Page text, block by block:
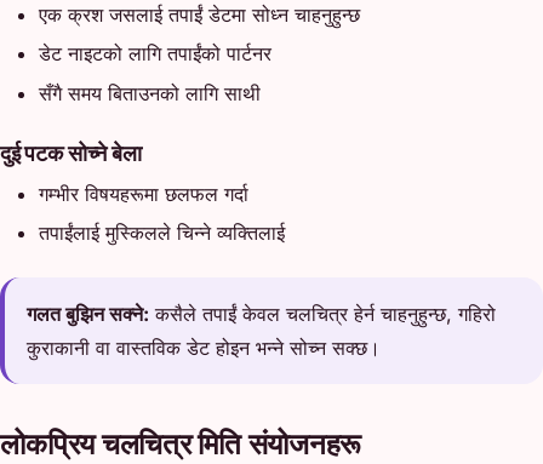
एक क्रश जसलाई तपाईं डेटमा सोध्न चाहनुहुन्छ
डेट नाइटको लागि तपाईंको पार्टनर
सँगै समय बिताउनको लागि साथी
दुई पटक सोच्ने बेला
गम्भीर विषयहरूमा छलफल गर्दा
तपाईंलाई मुस्किलले चिन्ने व्यक्तिलाई
गलत बुझिन सक्ने: कसैले तपाईं केवल चलचित्र हेर्न चाहनुहुन्छ, गहिरो
कुराकानी वा वास्तविक डेट होइन भन्ने सोच्न सक्छ।
लोकप्रिय चलचित्र मिति संयोजनहरू